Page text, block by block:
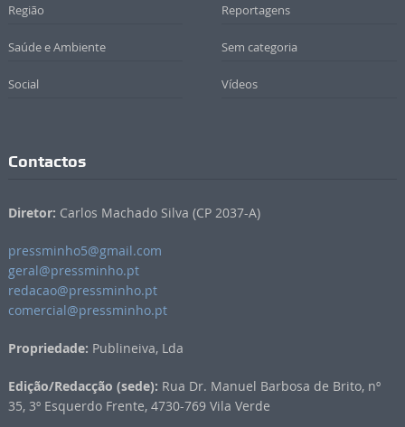
Região Reportagens
Saúde e Ambiente Sem categoria
Social Vídeos
Contactos
Diretor: Carlos Machado Silva (CP 2037-A)
pressminho5@gmail.com
geral@pressminho.pt
redacao@pressminho.pt
comercial@pressminho.pt
Propriedade: Publineiva, Lda
Edição/Redacção (sede): Rua Dr. Manuel Barbosa de Brito, nº
35, 3º Esquerdo Frente, 4730-769 Vila Verde